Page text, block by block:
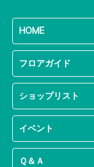
HOME
フロアガイド
ショップリスト
イベント
Ｑ＆Ａ